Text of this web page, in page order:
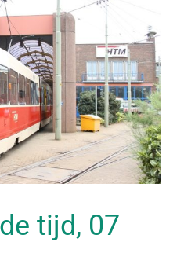
tijd, 07